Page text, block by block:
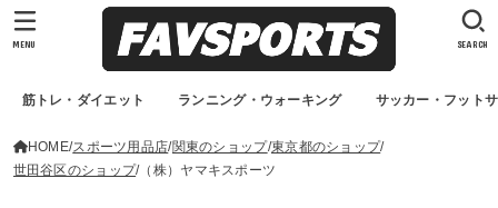
筋トレ・ダイエット ランニング・ウォーキング サッカー・フット
SEARCH
MENU
HOME スポーツ用品店 関東のショップ 東京都のショップ
世田谷区のショップ （株）ヤマキスポーツ